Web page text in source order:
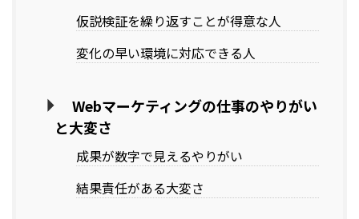
仮説検証を繰り返すことが得意な人
変化の早い環境に対応できる人
Webマーケティングの仕事のやりがい
と大変さ
成果が数字で見えるやりがい
結果責任がある大変さ